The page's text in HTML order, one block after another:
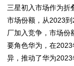
三星初入市场作为折
市场份额，从2023
厂加入竞争，市场份
要角色华为，在
异，推动了华为